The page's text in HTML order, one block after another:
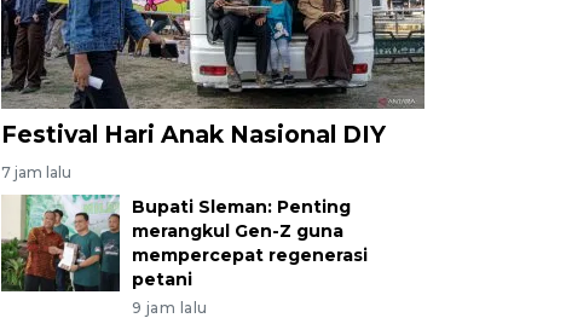
Festival Hari Anak Nasional DIY
7 jam lalu
Bupati Sleman: Penting
merangkul Gen-Z guna
mempercepat regenerasi
petani
9 jam lalu